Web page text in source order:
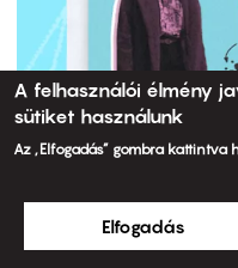
A felhasználói élmény
sütiket használunk
Az „Elfogadás” gombra
Elfogadás